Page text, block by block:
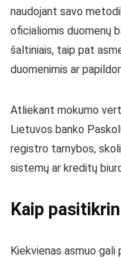
naudojant savo
oficialiomis duomenų
šaltiniais, taip pat
duomenimis ar
Atliekant mokumo
Lietuvos banko
registro tarnybos,
sistemų ar kreditų
Kaip
Kiekvienas asmuo